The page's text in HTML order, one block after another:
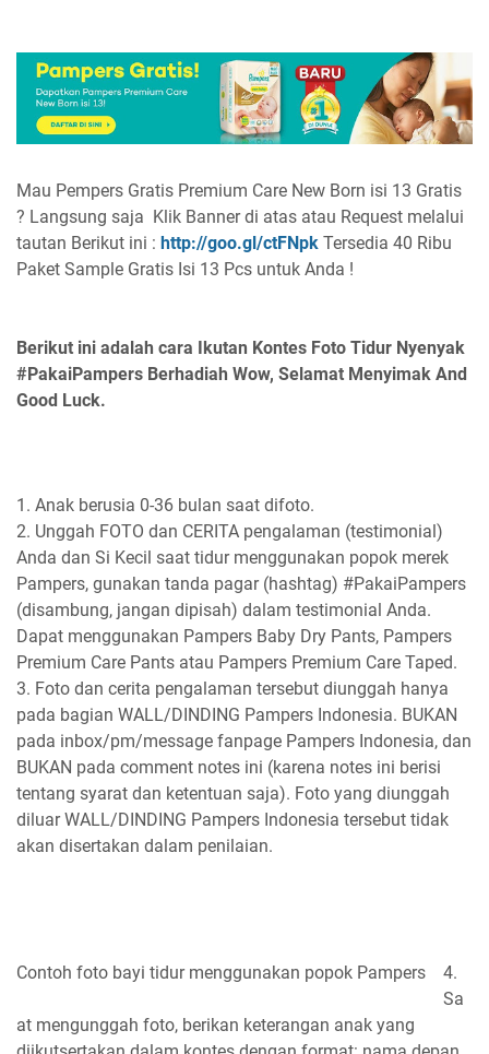
Mau Pempers Gratis Premium Care New Born isi 13 Gratis
? Langsung saja Klik Banner di atas atau Request melalui
tautan Berikut ini : http://goo.gl/ctFNpk Tersedia 40 Ribu
Paket Sample Gratis Isi 13 Pcs untuk Anda !
Berikut ini adalah cara Ikutan Kontes Foto Tidur Nyenyak
#PakaiPampers Berhadiah Wow, Selamat Menyimak And
Good Luck.
1. Anak berusia 0-36 bulan saat difoto.
2. Unggah FOTO dan CERITA pengalaman (testimonial)
Anda dan Si Kecil saat tidurmenggunakan popok merek
Pampers, gunakan tanda pagar (hashtag) #PakaiPampers
(disambung, jangan dipisah) dalam testimonial Anda.
Dapat menggunakan Pampers Baby Dry Pants, Pampers
Premium Care Pants atau Pampers Premium Care Taped.
3. Foto dan cerita pengalaman tersebut diunggah hanya
pada bagian WALL/DINDING Pampers Indonesia. BUKAN
pada inbox/pm/message fanpage Pampers Indonesia, dan
BUKAN pada comment notes ini (karena notes ini berisi
tentang syarat dan ketentuan saja). Foto yang diunggah
diluar WALL/DINDING Pampers Indonesia tersebut tidak
akan disertakan dalam penilaian.
Contoh foto bayi tidur menggunakan popok Pampers
4.
Sa
at mengunggah foto, berikan keterangan anak yang